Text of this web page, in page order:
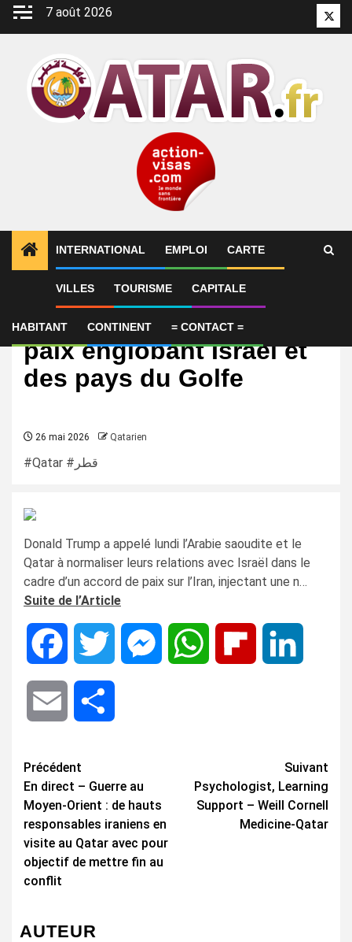
Aller
7 août 2026
INTERNATIONAL EMPLOI CARTE
VILLES TOURISME CAPITALE
HABITANT CONTINENT = CONTACT =
International
Trump veut un accord de
paix englobant Israël et
des pays du Golfe
26 mai 2026 Qatarien
#Qatar #قطر
Donald Trump a appelé lundi l’Arabie saoudite et le
Qatar à normaliser leurs relations avec Israël dans le
cadre d’un accord de paix sur l’Iran, injectant une n…
Suite de l’Article
Facebook Twitter MessengerWhatsApp Flipboard
Email
Navigation
d’article
Précédent
En direct – Guerre au
Moyen-Orient : de hauts
responsables iraniens en
visite au Qatar avec pour
objectif de mettre fin au
conflit
Suivant
Psychologist, Learning
Support – Weill Cornell
Medicine-Qatar
AUTEUR